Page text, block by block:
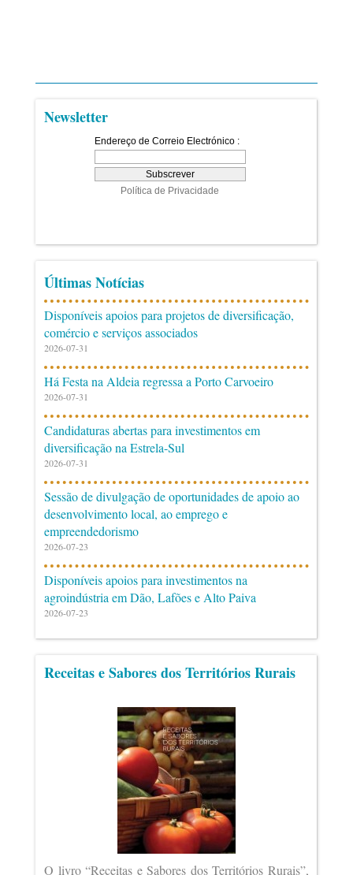
Newsletter
Últimas Notícias
Disponíveis apoios para projetos de diversificação,
comércio e serviços associados
2026-07-31
Há Festa na Aldeia regressa a Porto Carvoeiro
2026-07-31
Candidaturas abertas para investimentos em
diversificação na Estrela-Sul
2026-07-31
Sessão de divulgação de oportunidades de apoio ao
desenvolvimento local, ao emprego e
empreendedorismo
2026-07-23
Disponíveis apoios para investimentos na
agroindústria em Dão, Lafões e Alto Paiva
2026-07-23
Receitas e Sabores dos Territórios Rurais
O livro “Receitas e Sabores dos Territórios Rurais”,